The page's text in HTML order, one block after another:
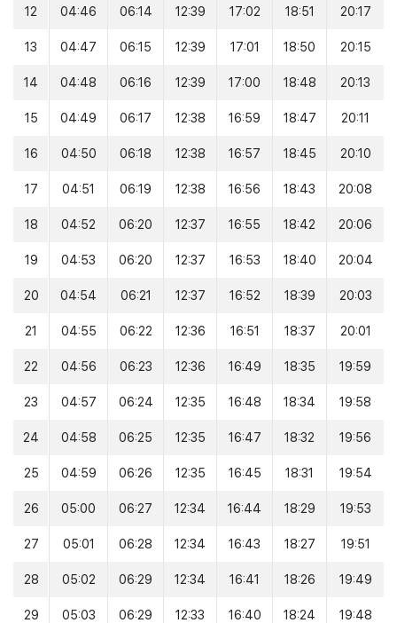
12 04:46 06:14 12:39 17:02 18:51 20:17
13 04:47 06:15 12:39 17:01 18:50 20:15
14 04:48 06:16 12:39 17:00 18:48 20:13
15 04:49 06:17 12:38 16:59 18:47 20:11
16 04:50 06:18 12:38 16:57 18:45 20:10
17 04:51 06:19 12:38 16:56 18:43 20:08
18 04:52 06:20 12:37 16:55 18:42 20:06
19 04:53 06:20 12:37 16:53 18:40 20:04
20 04:54 06:21 12:37 16:52 18:39 20:03
21 04:55 06:22 12:36 16:51 18:37 20:01
22 04:56 06:23 12:36 16:49 18:35 19:59
23 04:57 06:24 12:35 16:48 18:34 19:58
24 04:58 06:25 12:35 16:47 18:32 19:56
25 04:59 06:26 12:35 16:45 18:31 19:54
26 05:00 06:27 12:34 16:44 18:29 19:53
27 05:01 06:28 12:34 16:43 18:27 19:51
28 05:02 06:29 12:34 16:41 18:26 19:49
29 05:03 06:29 12:33 16:40 18:24 19:48